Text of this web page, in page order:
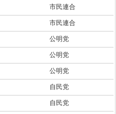
市民連合
市民連合
公明党
公明党
公明党
自民党
自民党